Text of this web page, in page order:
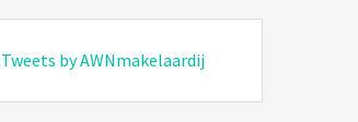
Tweets by AWNmakelaardij